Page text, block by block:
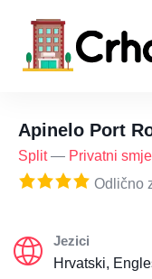
Apinelo Port
Split— Privatni
Odlično
Jezici
Hrvatski,